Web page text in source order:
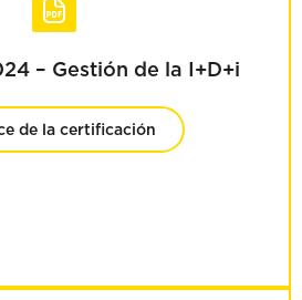
– Gestión de la I+D+i
de la certificación